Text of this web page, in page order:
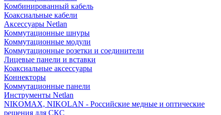
Комбинированный кабель
Коаксиальные кабели
Аксессуары Netlan
Коммутационные шнуры
Коммутационные модули
Коммутационные розетки и соединители
Лицевые панели и вставки
Коаксиальные аксессуары
Коннекторы
Коммутационные панели
Инструменты Netlan
NIKOMAX, NIKOLAN - Российские медные и оптические
решения для СКС